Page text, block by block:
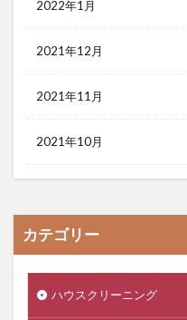
2022年1月
2021年12月
2021年11月
2021年10月
カテゴリー
ハウスクリーニング